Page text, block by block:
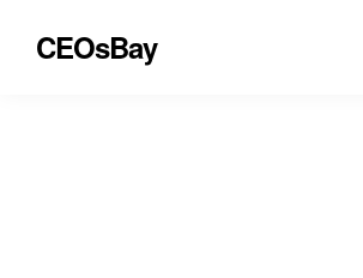
CEOsBay